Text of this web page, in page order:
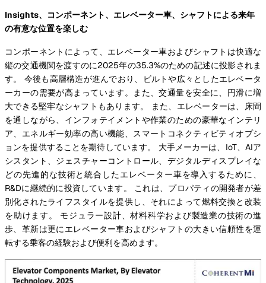
Insights、コンポーネント、エレベーター車、シャフトによる来年
の有意な位置を楽しむ
コンポーネントによって、エレベーター車およびシャフトは快適な
縦の交通機関を渡すのに2025年の35.3%のための記述に投影されま
す。 今後も高層構造が進んでおり、ビルトや広々としたエレベータ
ーカーの需要が高まっています。また、交通量を安全に、円滑に増
大できる堅牢なシャフトもあります。 また、エレベーターは、床間
を通しながら、インフォテイメントや作業のための豪華なインテリ
ア、エネルギー効率の高い機能、スマートコネクティビティオプシ
ョンを提供することを期待しています。 大手メーカーは、IoT、AIア
シスタント、ジェスチャーコントロール、デジタルディスプレイな
どの先進的な技術と統合したエレベーター車を導入するために、
R&Dに継続的に投資しています。 これは、プロパティの開発者が差
別化されたライフスタイルを提供し、それによって燃料交換と改装
を助けます。 モジュラー設計、材料科学および製造業の技術の進
歩、革新は更にエレベーター車およびシャフトの大きい信頼性を運
転する乗客の経験および便利を高めます。